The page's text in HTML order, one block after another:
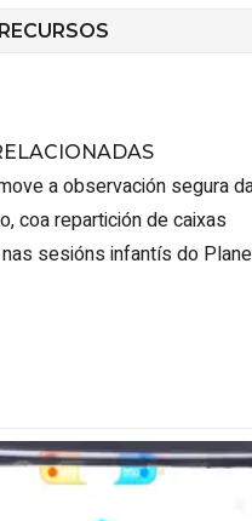
a observación segura
coa repartición de caixas
sesións infantís do